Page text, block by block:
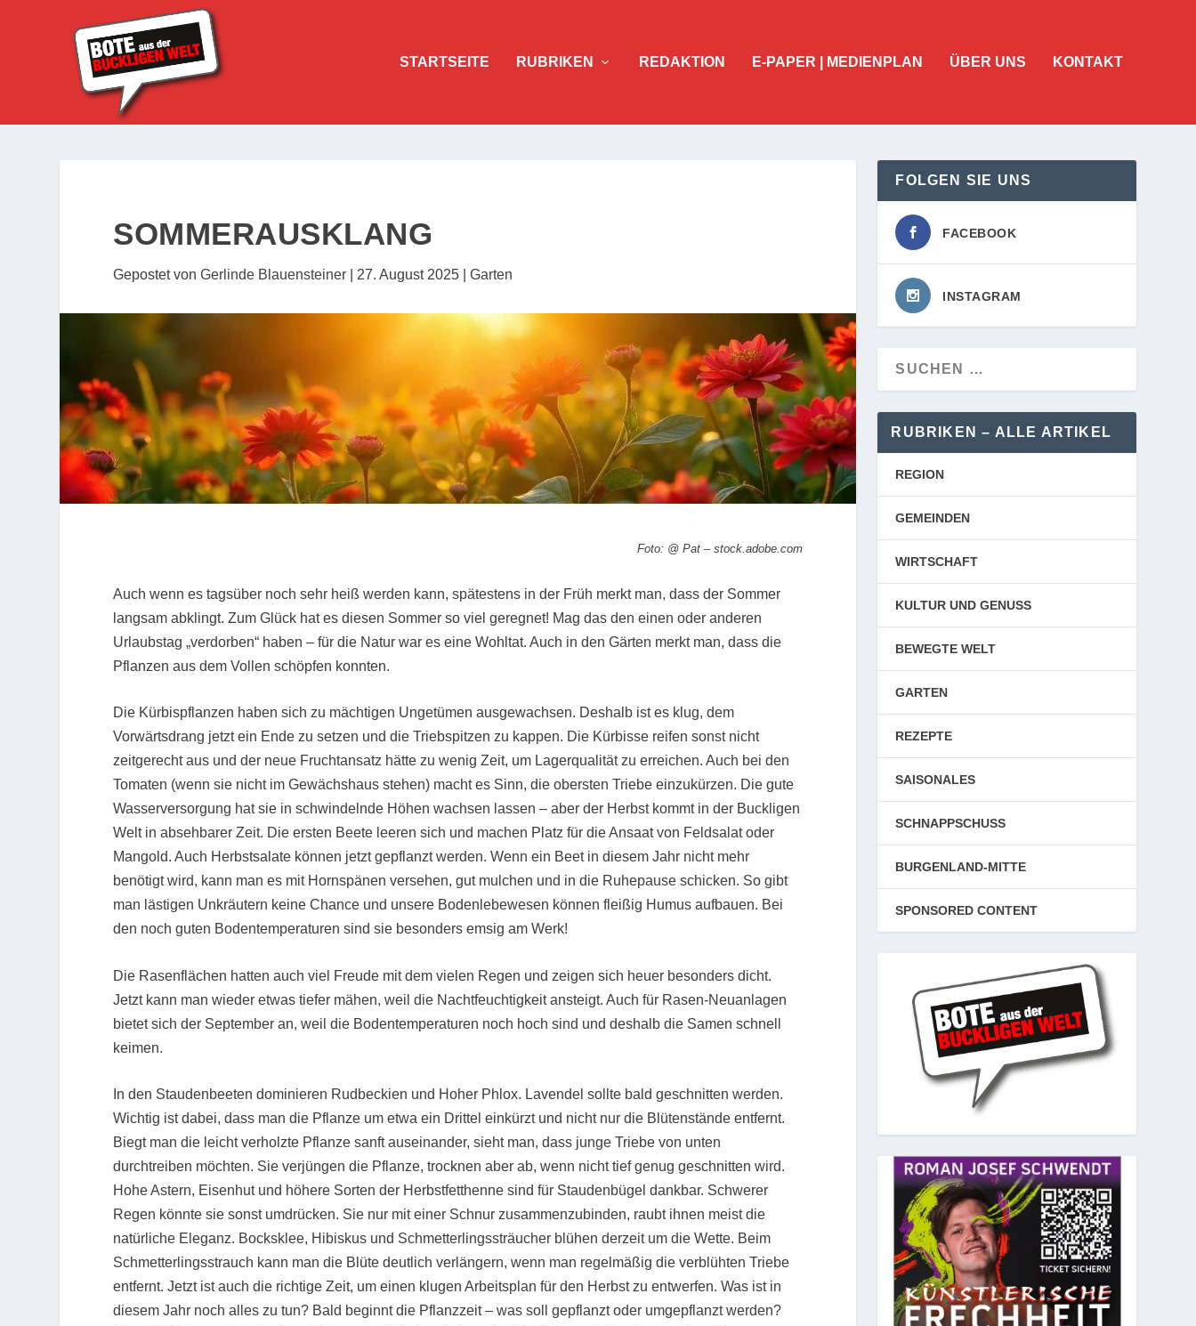
STARTSEITE RUBRIKEN REDAKTION E-PAPER | MEDIENPLAN ÜBER UNS KONTAKT
SOMMERAUSKLANG
Gepostet vonGerlinde Blauensteiner 27. August 2025 |Garten
Foto: @ Pat – stock.adobe.com
Auch wenn es tagsüber noch sehr heiß werden kann, spätestens in der Früh merkt man, dass der Sommer
langsam abklingt. Zum Glück hat es diesen Sommer so viel geregnet! Mag das den einen oder anderen
Urlaubstag „verdorben“ haben – für die Natur war es eine Wohltat. Auch in den Gärten merkt man, dass die
Pflanzen aus dem Vollen schöpfen konnten.
Die Kürbispflanzen haben sich zu mächtigen Ungetümen ausgewachsen. Deshalb ist es klug, dem
Vorwärtsdrang jetzt ein Ende zu setzen und die Triebspitzen zu kappen. Die Kürbisse reifen sonst nicht
zeitgerecht aus und der neue Fruchtansatz hätte zu wenig Zeit, um Lagerqualität zu erreichen. Auch bei den
Tomaten (wenn sie nicht im Gewächshaus stehen) macht es Sinn, die obersten Triebe einzukürzen. Die gute
Wasserversorgung hat sie in schwindelnde Höhen wachsen lassen – aber der Herbst kommt in der Buckligen
Welt in absehbarer Zeit. Die ersten Beete leeren sich und machen Platz für die Ansaat von Feldsalat oder
Mangold. Auch Herbstsalate können jetzt gepflanzt werden. Wenn ein Beet in diesem Jahr nicht mehr
benötigt wird, kann man es mit Hornspänen versehen, gut mulchen und in die Ruhepause schicken. So gibt
man lästigen Unkräutern keine Chance und unsere Bodenlebewesen können fleißig Humus aufbauen. Bei
den noch guten Bodentemperaturen sind sie besonders emsig am Werk!
Die Rasenflächen hatten auch viel Freude mit dem vielen Regen und zeigen sich heuer besonders dicht.
Jetzt kann man wieder etwas tiefer mähen, weil die Nachtfeuchtigkeit ansteigt. Auch für Rasen-Neuanlagen
bietet sich der September an, weil die Bodentemperaturen noch hoch sind und deshalb die Samen schnell
keimen.
In den Staudenbeeten dominieren Rudbeckien und Hoher Phlox. Lavendel sollte bald geschnitten werden.
Wichtig ist dabei, dass man die Pflanze um etwa ein Drittel einkürzt und nicht nur die Blütenstände entfernt.
Biegt man die leicht verholzte Pflanze sanft auseinander, sieht man, dass junge Triebe von unten
durchtreiben möchten. Sie verjüngen die Pflanze, trocknen aber ab, wenn nicht tief genug geschnitten wird.
Hohe Astern, Eisenhut und höhere Sorten der Herbstfetthenne sind für Staudenbügel dankbar. Schwerer
Regen könnte sie sonst umdrücken. Sie nur mit einer Schnur zusammenzubinden, raubt ihnen meist die
natürliche Eleganz. Bocksklee, Hibiskus und Schmetterlingssträucher blühen derzeit um die Wette. Beim
Schmetterlingsstrauch kann man die Blüte deutlich verlängern, wenn man regelmäßig die verblühten Triebe
entfernt. Jetzt ist auch die richtige Zeit, um einen klugen Arbeitsplan für den Herbst zu entwerfen. Was ist in
diesem Jahr noch alles zu tun? Bald beginnt die Pflanzzeit – was soll gepflanzt oder umgepflanzt werden?
FOLGEN SIE UNS
FACEBOOK
INSTAGRAM
RUBRIKEN – ALLE ARTIKEL
REGION
GEMEINDEN
WIRTSCHAFT
KULTUR UND GENUSS
BEWEGTE WELT
GARTEN
REZEPTE
SAISONALES
SCHNAPPSCHUSS
BURGENLAND-MITTE
SPONSORED CONTENT